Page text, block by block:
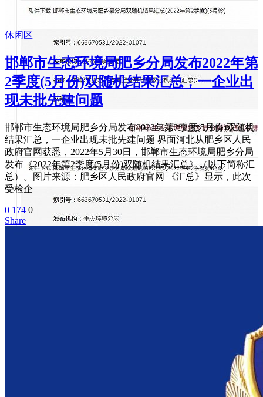
休闲区
邯郸市生态环境局肥乡分局发布2022年第
2季度(5月份)双随机结果汇总，一企业出
现未批先建问题
邯郸市生态环境局肥乡分局发布2022年第2季度(5月份)双随机
结果汇总，一企业出现未批先建问题 界面河北从肥乡区人民
政府官网获悉，2022年5月30日，邯郸市生态环境局肥乡分局
发布《2022年第2季度(5月份)双随机结果汇总》（以下简称汇
总）。图片来源：肥乡区人民政府官网 《汇总》显示，此次
受检企
0 174 0
Share